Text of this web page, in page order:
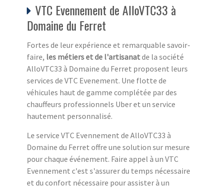
VTC Evennement de AlloVTC33 à
Domaine du Ferret
Fortes de leur expérience et remarquable savoir-
faire, les métiers et de l'artisanatde la société
AlloVTC33 à Domaine du Ferret proposent leurs
services de VTC Evenement. Une flotte de
véhicules haut de gamme complétée par des
chauffeurs professionnels Uber et un service
hautement personnalisé.
Le service VTC Evennement de AlloVTC33 à
Domaine du Ferret offre une solution sur mesure
pour chaque événement. Faire appel à un VTC
Evennement c'est s'assurer du temps nécessaire
et du confort nécessaire pour assister à un